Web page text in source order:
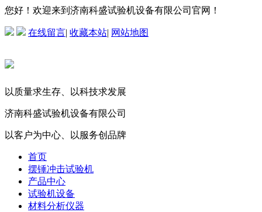
您好！欢迎来到济南科盛试验机设备有限公司官网！
在线留言| 收藏本站| 网站地图
以质量求生存、以科技求发展
济南科盛试验机设备有限公司
以客户为中心、以服务创品牌
首页
摆锤冲击试验机
产品中心
试验机设备
材料分析仪器